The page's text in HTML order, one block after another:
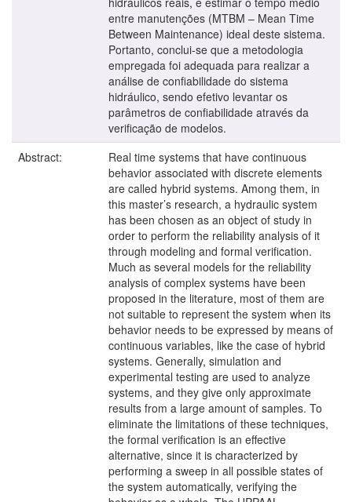
entre manutenções (MTBM – Mean Time
Between Maintenance) ideal deste sistema.
Portanto, conclui-se que a metodologia
empregada foi adequada para realizar a
análise de confiabilidade do sistema
hidráulico, sendo efetivo levantar os
parâmetros de confiabilidade através da
verificação de modelos.
Abstract:
Real time systems that have continuous
behavior associated with discrete elements
are called hybrid systems. Among them, in
this master’s research, a hydraulic system
has been chosen as an object of study in
order to perform the reliability analysis of it
through modeling and formal verification.
Much as several models for the reliability
analysis of complex systems have been
proposed in the literature, most of them are
not suitable to represent the system when its
behavior needs to be expressed by means of
continuous variables, like the case of hybrid
systems. Generally, simulation and
experimental testing are used to analyze
systems, and they give only approximate
results from a large amount of samples. To
eliminate the limitations of these techniques,
the formal verification is an effective
alternative, since it is characterized by
performing a sweep in all possible states of
the system automatically, verifying the